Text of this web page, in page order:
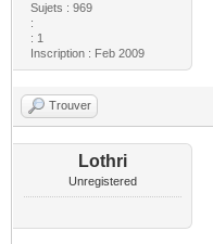
Sujets : 969
:
: 1
Inscription : Feb 2009
Trouver
Lothri
Unregistered